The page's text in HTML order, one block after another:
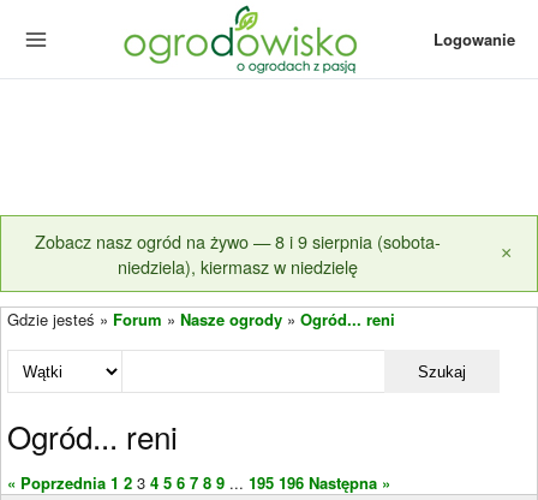
Logowanie
Zobacz nasz ogród na żywo — 8 i 9 sierpnia (sobota-
niedziela), kiermasz w niedzielę
×
Gdzie jesteś » Forum » Nasze ogrody » Ogród... reni
Szukaj
Ogród... reni
« Poprzednia 1 2 3 4 5 6 7 8 9 ... 195 196 Następna »